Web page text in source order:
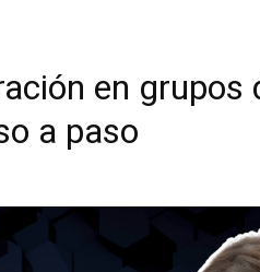
en grupos
a paso